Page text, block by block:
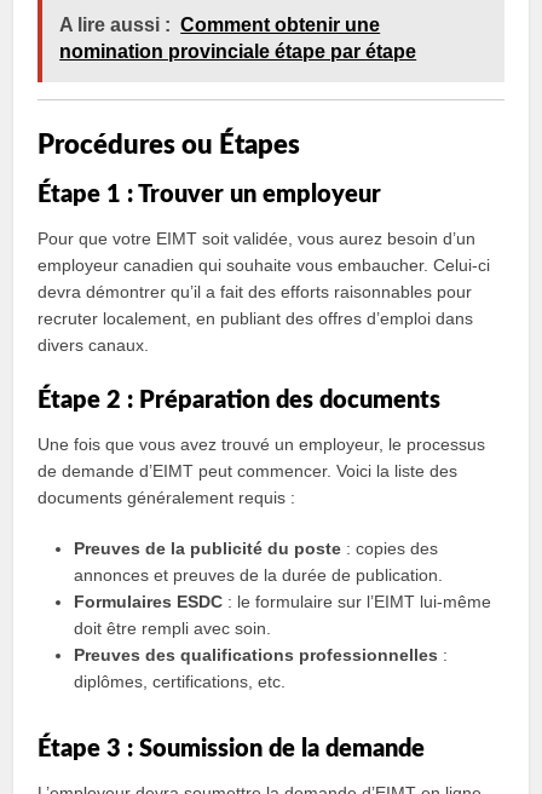
A lire aussi : Comment obtenir une
nomination provinciale étape par étape
Procédures ou Étapes
Étape 1 : Trouver un employeur
Pour que votre EIMT soit validée, vous aurez besoin d’un
employeur canadien qui souhaite vous embaucher. Celui-ci
devra démontrer qu’il a fait des efforts raisonnables pour
recruter localement, en publiant des offres d’emploi dans
divers canaux.
Étape 2 : Préparation des documents
Une fois que vous avez trouvé un employeur, le processus
de demande d’EIMT peut commencer. Voici la liste des
documents généralement requis :
Preuves de la publicité du poste : copies des
annonces et preuves de la durée de publication.
Formulaires ESDC : le formulaire sur l’EIMT lui-même
doit être rempli avec soin.
Preuves des qualifications professionnelles :
diplômes, certifications, etc.
Étape 3 : Soumission de la demande